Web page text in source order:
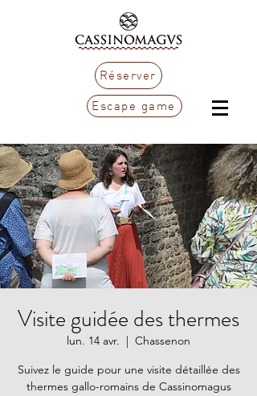
Réserver
Escape game
Visite guidée des thermes
lun. 14 avr.
  |
Chassenon
Suivez le guide pour une visite détaillée des
thermes gallo-romains de Cassinomagus